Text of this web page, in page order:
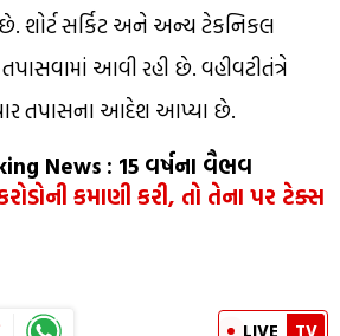
શોર્ટ સર્કિટ અને અન્ય ટેકનિકલ
આવી રહી છે. વહીવટીતંત્રે
તપાસના આદેશ આપ્યા છે.
News : 15 વર્ષના વૈભવ
કમાણી કરી, તો તેના પર ટેક્સ